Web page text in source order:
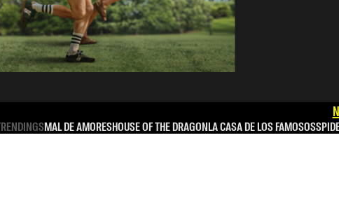
MAL DE AMORESHOUSE OF THE DRAGONLA CASA DE LOS FAMOSOS